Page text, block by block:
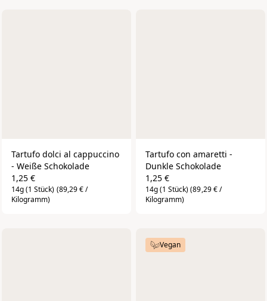
Tartufo dolci al cappuccino
- Weiße Schokolade
1,25 €
14g (1 Stück) (89,29 € /
Kilogramm)
Tartufo con amaretti -
Dunkle Schokolade
1,25 €
14g (1 Stück) (89,29 € /
Kilogramm)
Vegan